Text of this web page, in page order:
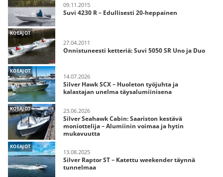
09.11.2015
Suvi 4230 R – Edullisesti 20-heppainen
KOEAJOT
27.04.2011
Onnistuneesti ketteriä: Suvi 5050 SR Uno ja Duo
KOEAJOT
14.07.2026
Silver Hawk SCX – Huoleton työjuhta ja
kalastajan unelma täysalumiinisena
KOEAJOT 23.06.2026
Silver Seahawk Cabin: Saariston kestävä
moniottelija – Alumiinin voimaa ja hytin
mukavuutta
KOEAJOT
13.08.2025
Silver Raptor ST – Katettu weekender täynnä
tunnelmaa